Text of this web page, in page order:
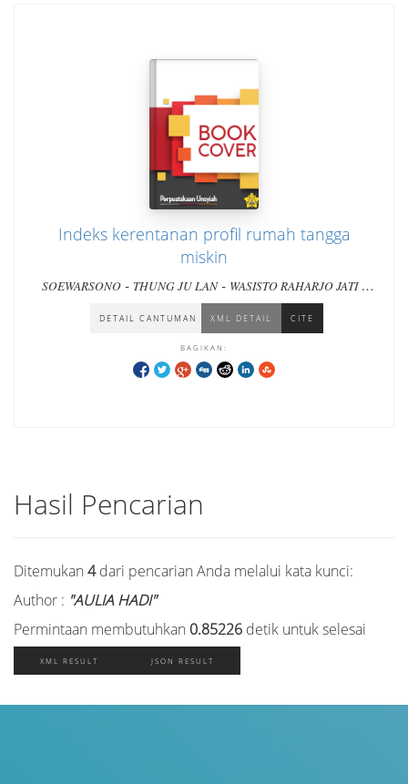
Indeks kerentanan profil rumah tangga
miskin
SOEWARSONO - THUNG JU LAN- WASISTO RAHARJO JATI-
AZZAHRA ULYA-IRENE M. NADHIROH
AMELIA
DETAIL CANTUMAN XML DETAIL CITE
BAGIKAN:
Hasil Pencarian
Ditemukan 4dari pencarian Anda melalui kata kunci:
Author : "AULIA HADI"
Permintaan membutuhkan 0.85226 detik untuk selesai
XML RESULT JSON RESULT